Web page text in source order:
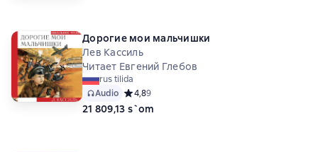
Дорогие мои мальчишки
Лев Кассиль
Читает Евгений Глебов
rus tilida
Audio Средний рейтинг 4,8 на основе 9 оценок
4,89
21 809,13 s`om